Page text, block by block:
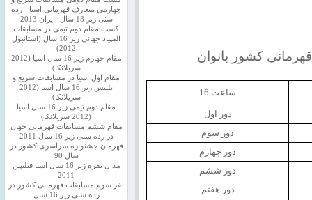
کشور بانوان
ساعت 16
دور اول
دور سوم
دور چهارم
دور ششم
دور هفتم
چهارمی متعارف قهرمانی اسیا - رده
سنی زیر 18 سال -ایران 2013
كسب مقام دوم تيمي در مسابقات
المپياد جهاني زير 16 سال (استانبول
2012)
مقام چهارم زير 16 سال اسيا (2012
سريلانكا)
مقام اول اسيا در مسابقات سريع و
بليتس زير 16 سال اسيا (2012
سريلانكا)
مقام دوم تيمي زير 16 سال اسيا
(2012 سريلانكا)
مقام ششم مسابقات قهرمانی جهان
در رده سنی زیر 16 سال 2011
قهرمان جشنواره سراسری کشور در
سال 90
مدال نقره زیر 16 سال اسیا فیلیپین
2011
نفر سوم مسابقات قهرمانی کشور در
رده سنی زیر 16 سال